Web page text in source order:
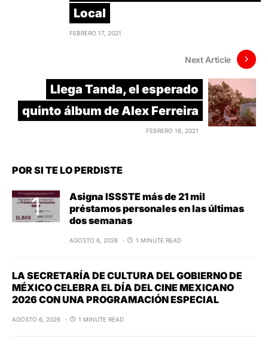
Local
FEBRERO 17, 2021
Next Article
Llega Tanda, el esperado
quinto álbum de Alex Ferreira
FEBRERO 18, 2021
POR SI TE LO PERDISTE
Asigna ISSSTE más de 21 mil
préstamos personales en las últimas
dos semanas
AGOSTO 6, 2026 1 MINUTE READ
LA SECRETARÍA DE CULTURA DEL GOBIERNO DE
MÉXICO CELEBRA EL DÍA DEL CINE MEXICANO
2026 CON UNA PROGRAMACIÓN ESPECIAL
AGOSTO 6, 2026 1 MINUTE READ